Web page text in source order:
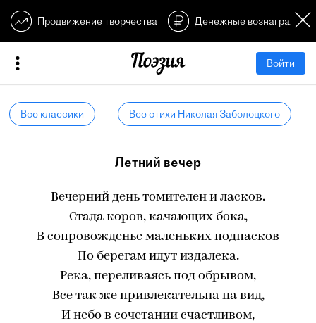
Продвижение творчества Денежные
Войти
Все классики Все стихи Николая Заболоцкого
Летний вечер
Вечерний день томителен и ласков.
Стада коров, качающих бока,
В сопровожденье маленьких подпасков
По берегам идут издалека.
Река, переливаясь под обрывом,
Все так же привлекательна на вид,
И небо в сочетании счастливом,